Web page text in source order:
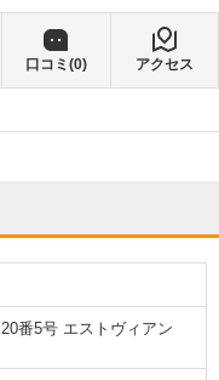
口コミ(0) アクセス
番5号 エストヴィアン